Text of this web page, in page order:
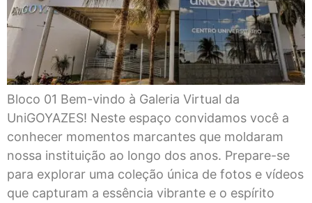
Bloco 01 Bem-vindo à Galeria Virtual da
UniGOYAZES! Neste espaço convidamos você a
conhecer momentos marcantes que moldaram
nossa instituição ao longo dos anos. Prepare-se
para explorar uma coleção única de fotos e vídeos
que capturam a essência vibrante e o espírito